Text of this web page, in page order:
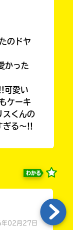
のドヤ
かった
可愛い
ケーキ
スくんの
ぎる〜!!
わかる
02月27日